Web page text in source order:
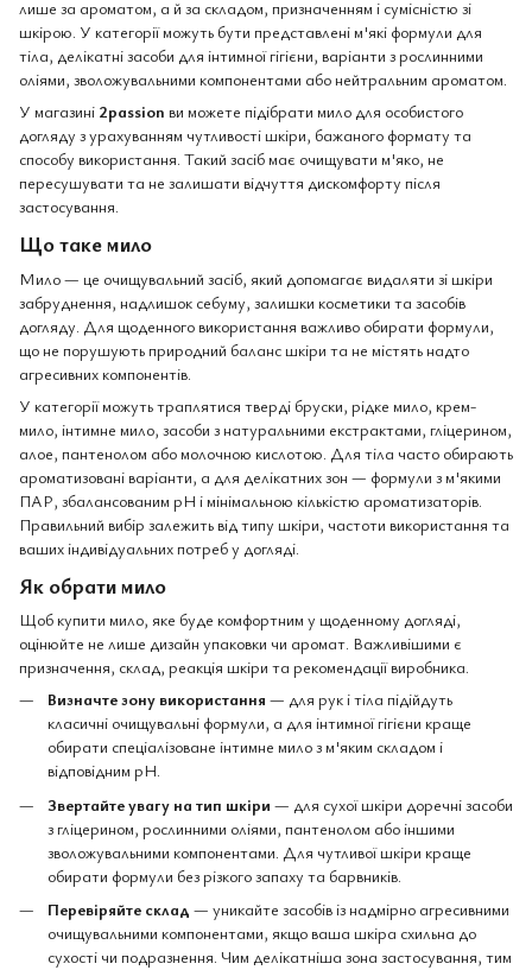
лише за ароматом, а й за складом, призначенням і сумісністю зі
шкірою. У категорії можуть бути представлені м'які формули для
тіла, делікатні засоби для інтимної гігієни, варіанти з рослинними
оліями, зволожувальними компонентами або нейтральним ароматом.
У магазині 2passion ви можете підібрати мило для особистого
догляду з урахуванням чутливості шкіри, бажаного формату та
способу використання. Такий засіб має очищувати м'яко, не
пересушувати та не залишати відчуття дискомфорту після
застосування.
Що таке мило
Мило — це очищувальний засіб, який допомагає видаляти зі шкіри
забруднення, надлишок себуму, залишки косметики та засобів
догляду. Для щоденного використання важливо обирати формули,
що не порушують природний баланс шкіри та не містять надто
агресивних компонентів.
У категорії можуть траплятися тверді бруски, рідке мило, крем-
мило, інтимне мило, засоби з натуральними екстрактами, гліцерином,
алое, пантенолом або молочною кислотою. Для тіла часто обирають
ароматизовані варіанти, а для делікатних зон — формули з м'якими
ПАР, збалансованим pH і мінімальною кількістю ароматизаторів.
Правильний вибір залежить від типу шкіри, частоти використання та
ваших індивідуальних потреб у догляді.
Як обрати мило
Щоб купити мило, яке буде комфортним у щоденному догляді,
оцінюйте не лише дизайн упаковки чи аромат. Важливішими є
призначення, склад, реакція шкіри та рекомендації виробника.
Визначте зону використання — для рук і тіла підійдуть
класичні очищувальні формули, а для інтимної гігієни краще
обирати спеціалізоване інтимне мило з м'яким складом і
відповідним pH.
Звертайте увагу на тип шкіри — для сухої шкіри доречні засоби
з гліцерином, рослинними оліями, пантенолом або іншими
зволожувальними компонентами. Для чутливої шкіри краще
обирати формули без різкого запаху та барвників.
Перевіряйте склад — уникайте засобів із надмірно агресивними
очищувальними компонентами, якщо ваша шкіра схильна до
сухості чи подразнення. Чим делікатніша зона застосування, тим